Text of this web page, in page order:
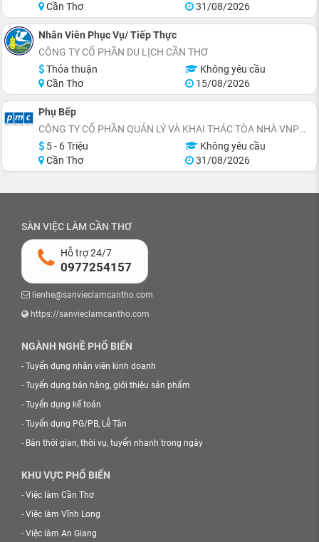
Cần Thơ
31/08/2026
Nhân Viên Phục Vụ/ Tiếp Thực
CÔNG TY CỔ PHẦN DU LỊCH CẦN THƠ
Thỏa thuận
Không yêu cầu
Cần Thơ
15/08/2026
Phụ Bếp
CÔNG TY CỔ PHẦN QUẢN LÝ VÀ KHAI THÁC TÒA NHÀ VNPT (PMC)
5 - 6 Triệu
Không yêu cầu
Cần Thơ
31/08/2026
SÀN VIỆC LÀM CẦN THƠ
Hỗ trợ 24/7
0977254157
lienhe@sanvieclamcantho.com
https://sanvieclamcantho.com
NGÀNH NGHỀ PHỔ BIẾN
- Tuyển dụng nhân viên kinh doanh
- Tuyển dụng bán hàng, giới thiệu sản phẩm
- Tuyển dụng kế toán
- Tuyển dụng PG/PB, Lễ Tân
- Bán thời gian, thời vụ, tuyển nhanh trong ngày
KHU VỰC PHỔ BIẾN
- Việc làm Cần Thơ
- Việc làm Vĩnh Long
- Việc làm An Giang